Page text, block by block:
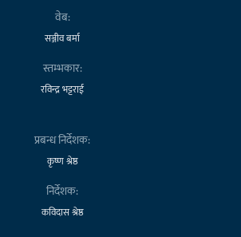
वेब:
सञ्जीव बर्मा
स्तम्भकार:
रविन्द्र भट्टराई
प्रबन्ध निर्देशक:
कृष्ण श्रेष्ठ
निर्देशक:
कविदास श्रेष्ठ